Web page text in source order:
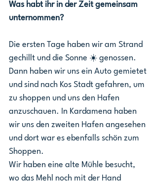
Was habt ihr in der Zeit gemeinsam
unternommen?
Die ersten Tage haben wir am Strand
gechillt und die Sonne ☀️ genossen.
Dann haben wir uns ein Auto gemietet
und sind nach Kos Stadt gefahren, um
zu shoppen und uns den Hafen
anzuschauen. In Kardamena haben
wir uns den zweiten Hafen angesehen
und dort war es ebenfalls schön zum
Shoppen.
Wir haben eine alte Mühle besucht,
wo das Mehl noch mit der Hand